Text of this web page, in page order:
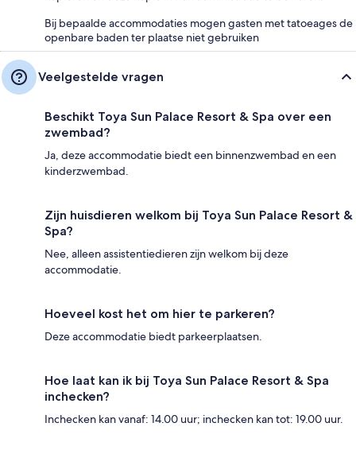
Bij bepaalde accommodaties mogen gasten met tatoeages de
openbare baden ter plaatse niet gebruiken
Veelgestelde vragen
Beschikt Toya Sun Palace Resort & Spa over een
zwembad?
Ja, deze accommodatie biedt een binnenzwembad en een
kinderzwembad.
Zijn huisdieren welkom bij Toya Sun Palace Resort &
Spa?
Nee, alleen assistentiedieren zijn welkom bij deze
accommodatie.
Hoeveel kost het om hier te parkeren?
Deze accommodatie biedt parkeerplaatsen.
Hoe laat kan ik bij Toya Sun Palace Resort & Spa
inchecken?
Inchecken kan vanaf: 14.00 uur; inchecken kan tot: 19.00 uur.